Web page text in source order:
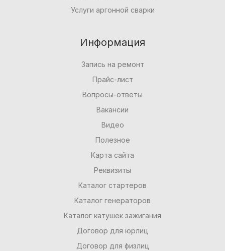
Услуги аргонной сварки
Информация
Запись на ремонт
Прайс-лист
Вопросы-ответы
Вакансии
Видео
Полезное
Карта сайта
Реквизиты
Каталог стартеров
Каталог генераторов
Каталог катушек зажигания
Договор для юрлиц
Договор для физлиц